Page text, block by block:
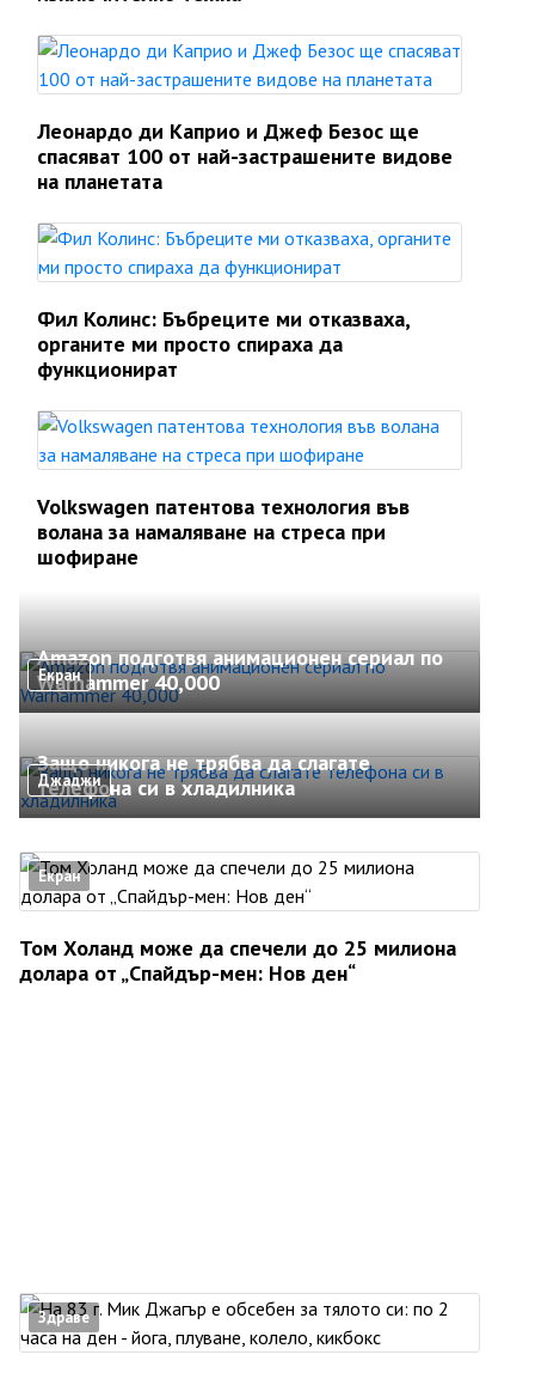
Леонардо ди Каприо и Джеф Безос ще
спасяват 100 от най-застрашените видове
на планетата
Фил Колинс: Бъбреците ми отказваха,
органите ми просто спираха да
функционират
Volkswagen патентова технология във
волана за намаляване на стреса при
шофиране
Екран
Amazon подготвя анимационен сериал по
Warhammer 40,000
Джаджи
Защо никога не трябва да слагате
телефона си в хладилника
Екран
Том Холанд може да спечели до 25 милиона
долара от „Спайдър-мен: Нов ден“
Здраве